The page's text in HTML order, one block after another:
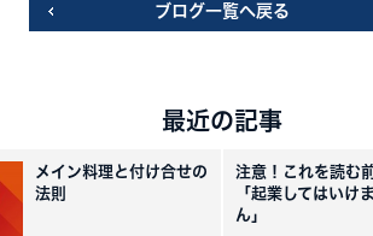
ブログ一覧へ戻る
最近の記事
メイン料理と付け合せの
法則
注意！これを読む
「起業してはいけ
ん」